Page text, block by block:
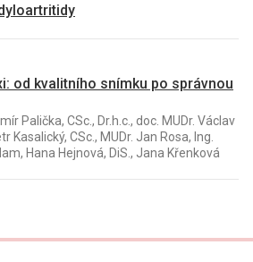
od kvalitního snímku po správnou
Palička, CSc., Dr.h.c., doc. MUDr. Václav
Kasalický, CSc., MUDr. Jan Rosa, Ing.
Hana Hejnová, DiS., Jana Křenková